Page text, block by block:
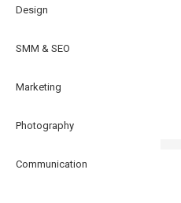
Design
SMM & SEO
Marketing
Photography
Communication